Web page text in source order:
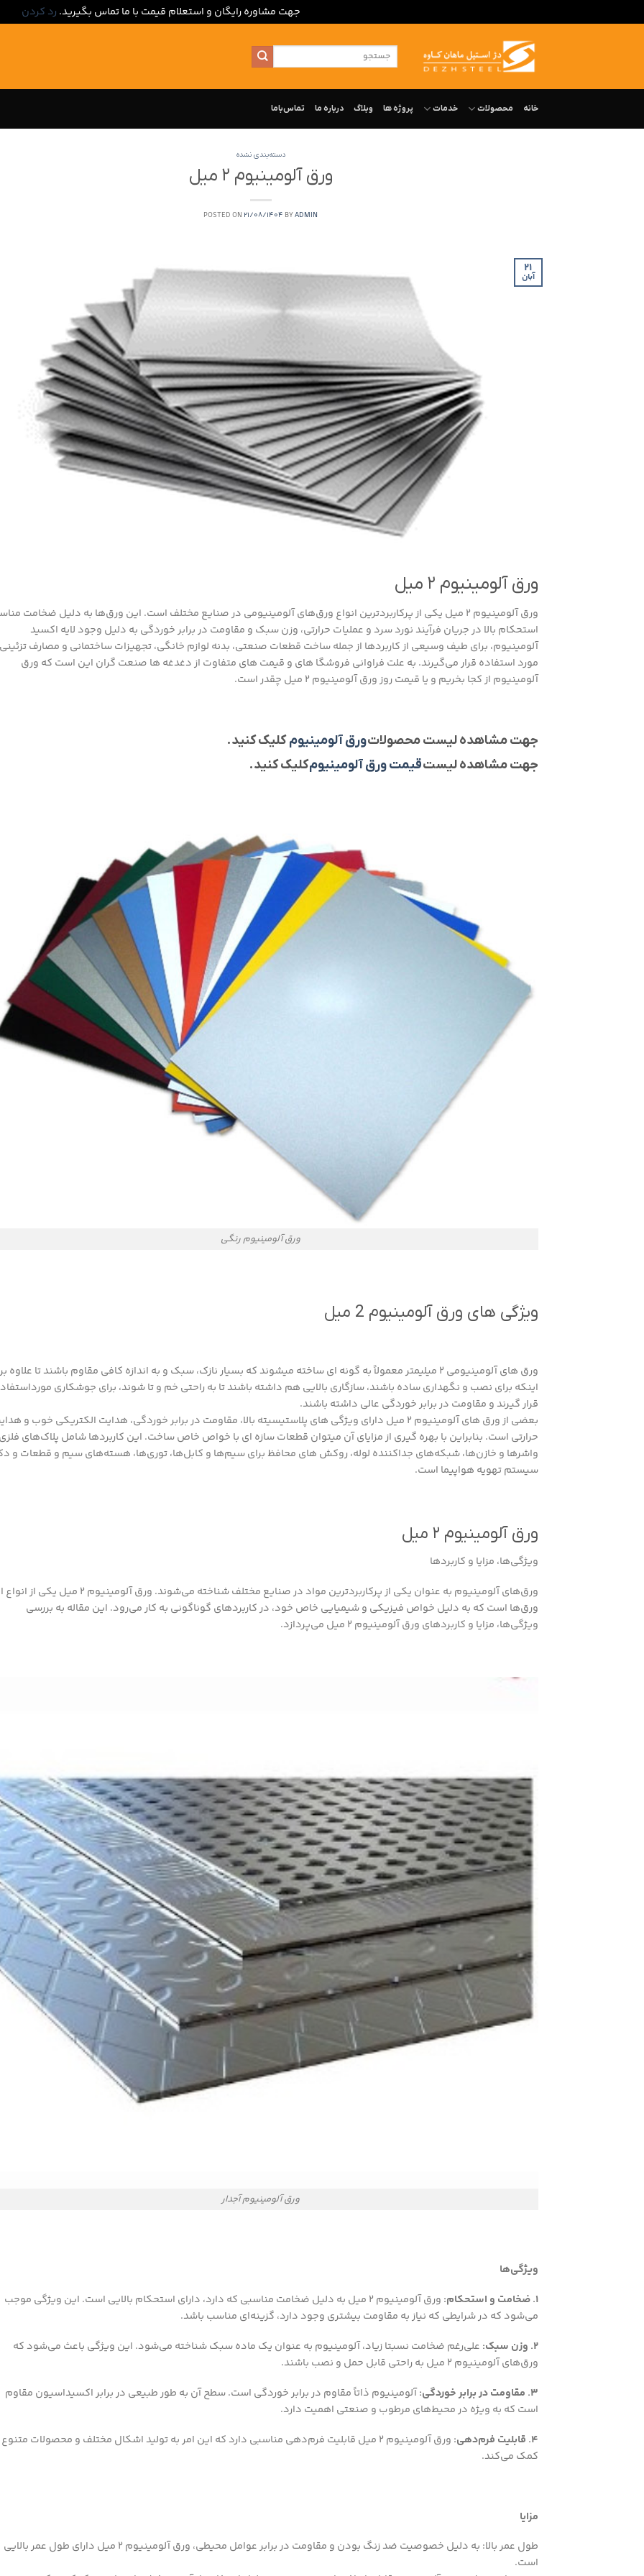
جهت مشاوره رایگان و استعلام قیمت با ما تماس بگیرید. رد کردن
جستجو
برای:
خانه محصولات خدمات پروژه ها وبلاگ درباره‌ ما تماس‌با‌ما
دسته‌بندی نشده
ورق آلومینیوم ۲ میل
POSTED ON21/08/1404 BYADMIN
21
آبان
ورق آلومینیوم ۲ میل
ورق آلومینیوم 2 میل یکی از پرکاربردترین انواع ورق‌های آلومینیومی در صنایع مختلف است. این ورق‌ها به دلیل ضخامت
استحکام بالا در جریان فرآیند نورد سرد و عملیات حرارتی، وزن سبک و مقاومت در برابر خوردگی به دلیل وجود لایه اکسید
آلومینیوم، برای طیف وسیعی از کاربردها از جمله ساخت قطعات صنعتی، بدنه لوازم خانگی، تجهیزات ساختمانی و مصارف تزئینی
مورد استفاده قرار می‌گیرند. به علت فراوانی فروشگا های و قیمت های متفاوت از دغدغه ها صنعت گران این است که ورق
آلومینیوم از کجا بخریم و یا قیمت روز ورق آلومینیوم 2 میل چقدر است.
جهت مشاهده لیست محصولاتورق آلومینیومکلیک کنید.
جهت مشاهده لیستقیمت ورق آلومینیومکلیک کنید.
ورق آلومینیوم رنگی
ویژگی های ورق آلومینیوم 2 میل
ورق های آلومینیومی 2 میلیمتر معمولاً به گونه ای ساخته میشوند که بسیار نازک، سبک و به اندازه کافی مقاوم باشند تا علاوه بر
اینکه برای نصب و نگهداری ساده باشند، سازگاری بالایی هم داشته باشند تا به راحتی خم و تا شوند، برای جوشکاری
قرار گیرند و مقاومت در برابر خوردگی عالی داشته باشند.
بعضی از ورق های آلومینیوم 2 میل دارای ویژگی های پلاستیسیته بالا، مقاومت در برابر خوردگی، هدایت الکتریکی خوب و
حرارتی است. بنابراین با بهره گیری از مزایای آن میتوان قطعات سازه ای با خواص خاص ساخت. این کاربردها شامل پلاک‌های
واشرها و خازن‌ها، شبکه‌های جداکننده لوله، روکش های محافظ برای سیم‌ها و کابل‌ها، توری‌ها، هسته‌های سیم و قطعات و
سیستم تهویه هواپیما است.
ورق آلومینیوم ۲ میل
ویژگی‌ها، مزایا و کاربردها
ورق‌های آلومینیوم به عنوان یکی از پرکاربردترین مواد در صنایع مختلف شناخته می‌شوند. ورق آلومینیوم ۲
ورق‌ها است که به دلیل خواص فیزیکی و شیمیایی خاص خود، در کاربردهای گوناگونی به کار می‌رود. این مقاله به بررسی
ویژگی‌ها، مزایا و کاربردهای ورق آلومینیوم ۲ میل می‌پردازد.
ورق آلومینیوم آجدار
ویژگی‌ها
۱. ضخامت و استحکام:
ورق آلومینیوم ۲ میل به دلیل ضخامت مناسبی که دارد، دارای استحکام بالایی است. این ویژگی موجب
می‌شود که در شرایطی که نیاز به مقاومت بیشتری وجود دارد، گزینه‌ای مناسب باشد.
۲. وزن سبک:
علی‌رغم ضخامت نسبتا زیاد، آلومینیوم به عنوان یک ماده سبک شناخته می‌شود. این ویژگی باعث می‌شود که
ورق‌های آلومینیوم ۲ میل به راحتی قابل حمل و نصب باشند.
۳. مقاومت در برابر خوردگی:
آلومینیوم ذاتاً مقاوم در برابر خوردگی است. سطح آن به طور طبیعی در برابر اکسیداسیون مقاوم
است که به ویژه در محیط‌های مرطوب و صنعتی اهمیت دارد.
۴. قابلیت فرم‌دهی:
ورق آلومینیوم ۲ میل قابلیت فرم‌دهی مناسبی دارد که این امر به تولید اشکال مختلف و محصولات متنوع
کمک می‌کند.
مزایا
طول عمر بالا: به دلیل خصوصیت ضد زنگ بودن و مقاومت در برابر عوامل محیطی، ورق آلومینیوم ۲ میل دارای طول عمر بالایی
است.